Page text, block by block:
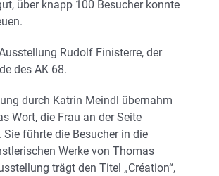
über knapp 100 Besucher konnte
Rudolf Finisterre, der
des AK 68.
durch Katrin Meindl übernahm
Wort, die Frau an der Seite
führte die Besucher in die
Werke von Thomas
trägt den Titel „Création“,